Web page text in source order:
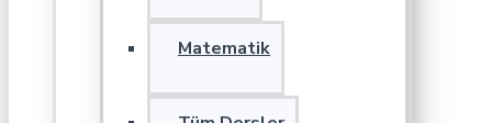
Matematik